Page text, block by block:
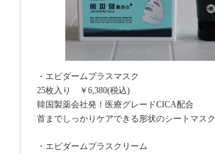
・エピダームプラスマスク
25枚入り ￥6,380(税込)
韓国製薬会社発！医療グレードCICA配合
首までしっかりケアできる形状のシートマスク
・エピダームプラスクリーム